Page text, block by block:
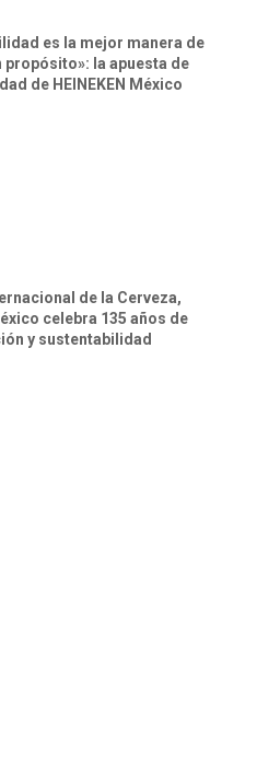
es la mejor manera de
la apuesta de
de HEINEKEN México
de la Cerveza,
celebra 135 años de
y sustentabilidad